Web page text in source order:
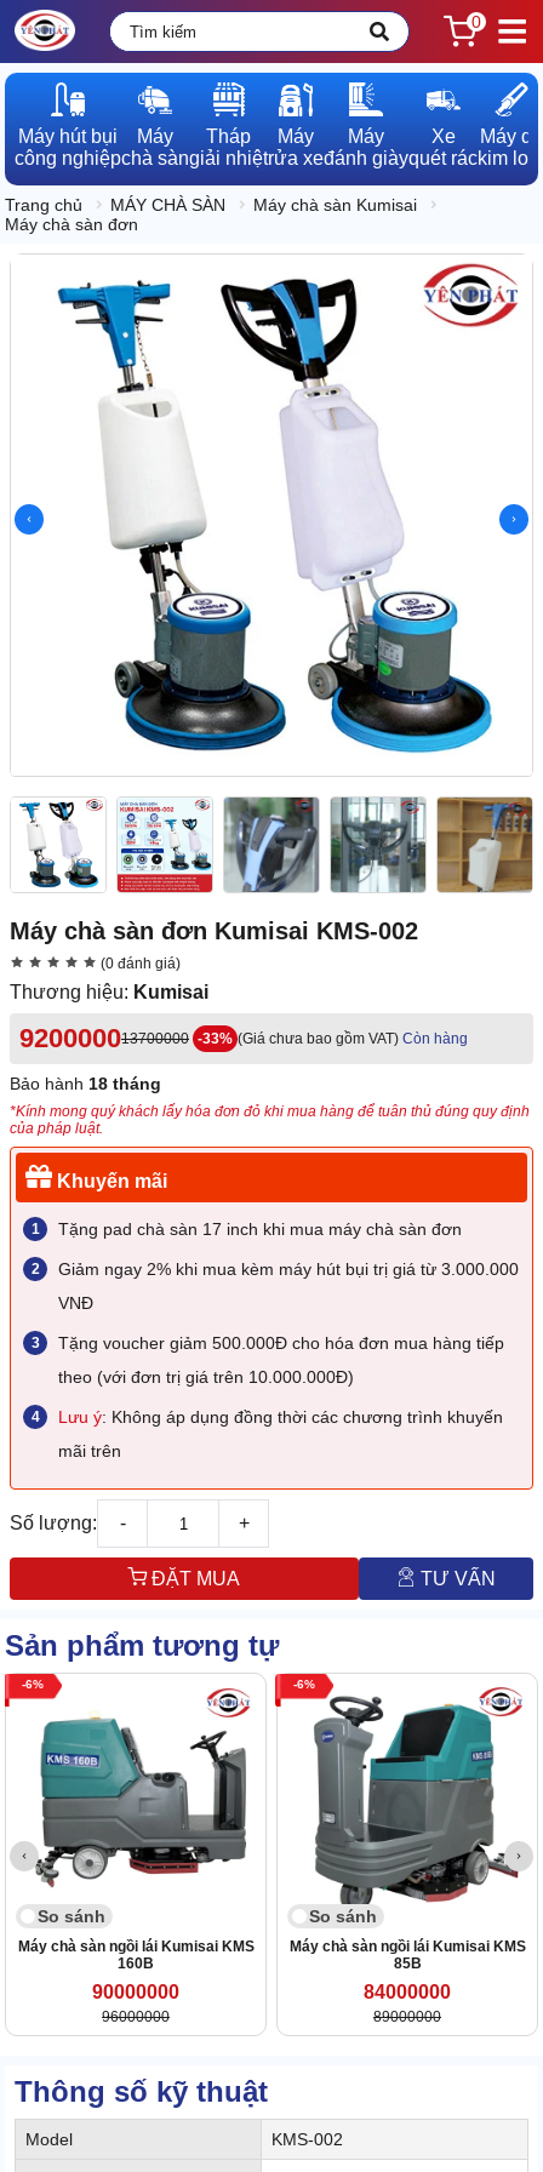
0
Máy hút bụi
công nghiệp
Máy
chà sàn
Tháp
giải nhiệt
Máy
rửa xe
Máy
đánh giày
Xe
quét rác
Máy dò
kim loại
Trang chủ MÁY CHÀ SÀN
Máy chà sàn Kumisai
Máy chà sàn đơn
Máy chà sàn đơn Kumisai KMS-002
(0 đánh giá)
Thương hiệu: Kumisai
920000013700000 -33% (Giá chưa bao gồm VAT) Còn hàng
Bảo hành 18 tháng
*Kính mong quý khách lấy hóa đơn đỏ khi mua hàng để tuân thủ đúng quy định
của pháp luật.
Khuyến mãi
Tặng pad chà sàn 17 inch khi mua máy chà sàn đơn
Giảm ngay 2% khi mua kèm máy hút bụi trị giá từ 3.000.000
VNĐ
Tặng voucher giảm 500.000Đ cho hóa đơn mua hàng tiếp
theo (với đơn trị giá trên 10.000.000Đ)
Lưu ý: Không áp dụng đồng thời các chương trình khuyến
mãi trên
Số lượng: - +
ĐẶT MUA TƯ VẤN
Sản phẩm tương tự
6
So sánh
Máy chà sàn ngồi lái Kumisai KMS
160B
90000000
96000000
6
So sánh
Máy chà sàn ngồi lái Kumisai KMS
85B
84000000
89000000
Thông số kỹ thuật
Model KMS-002